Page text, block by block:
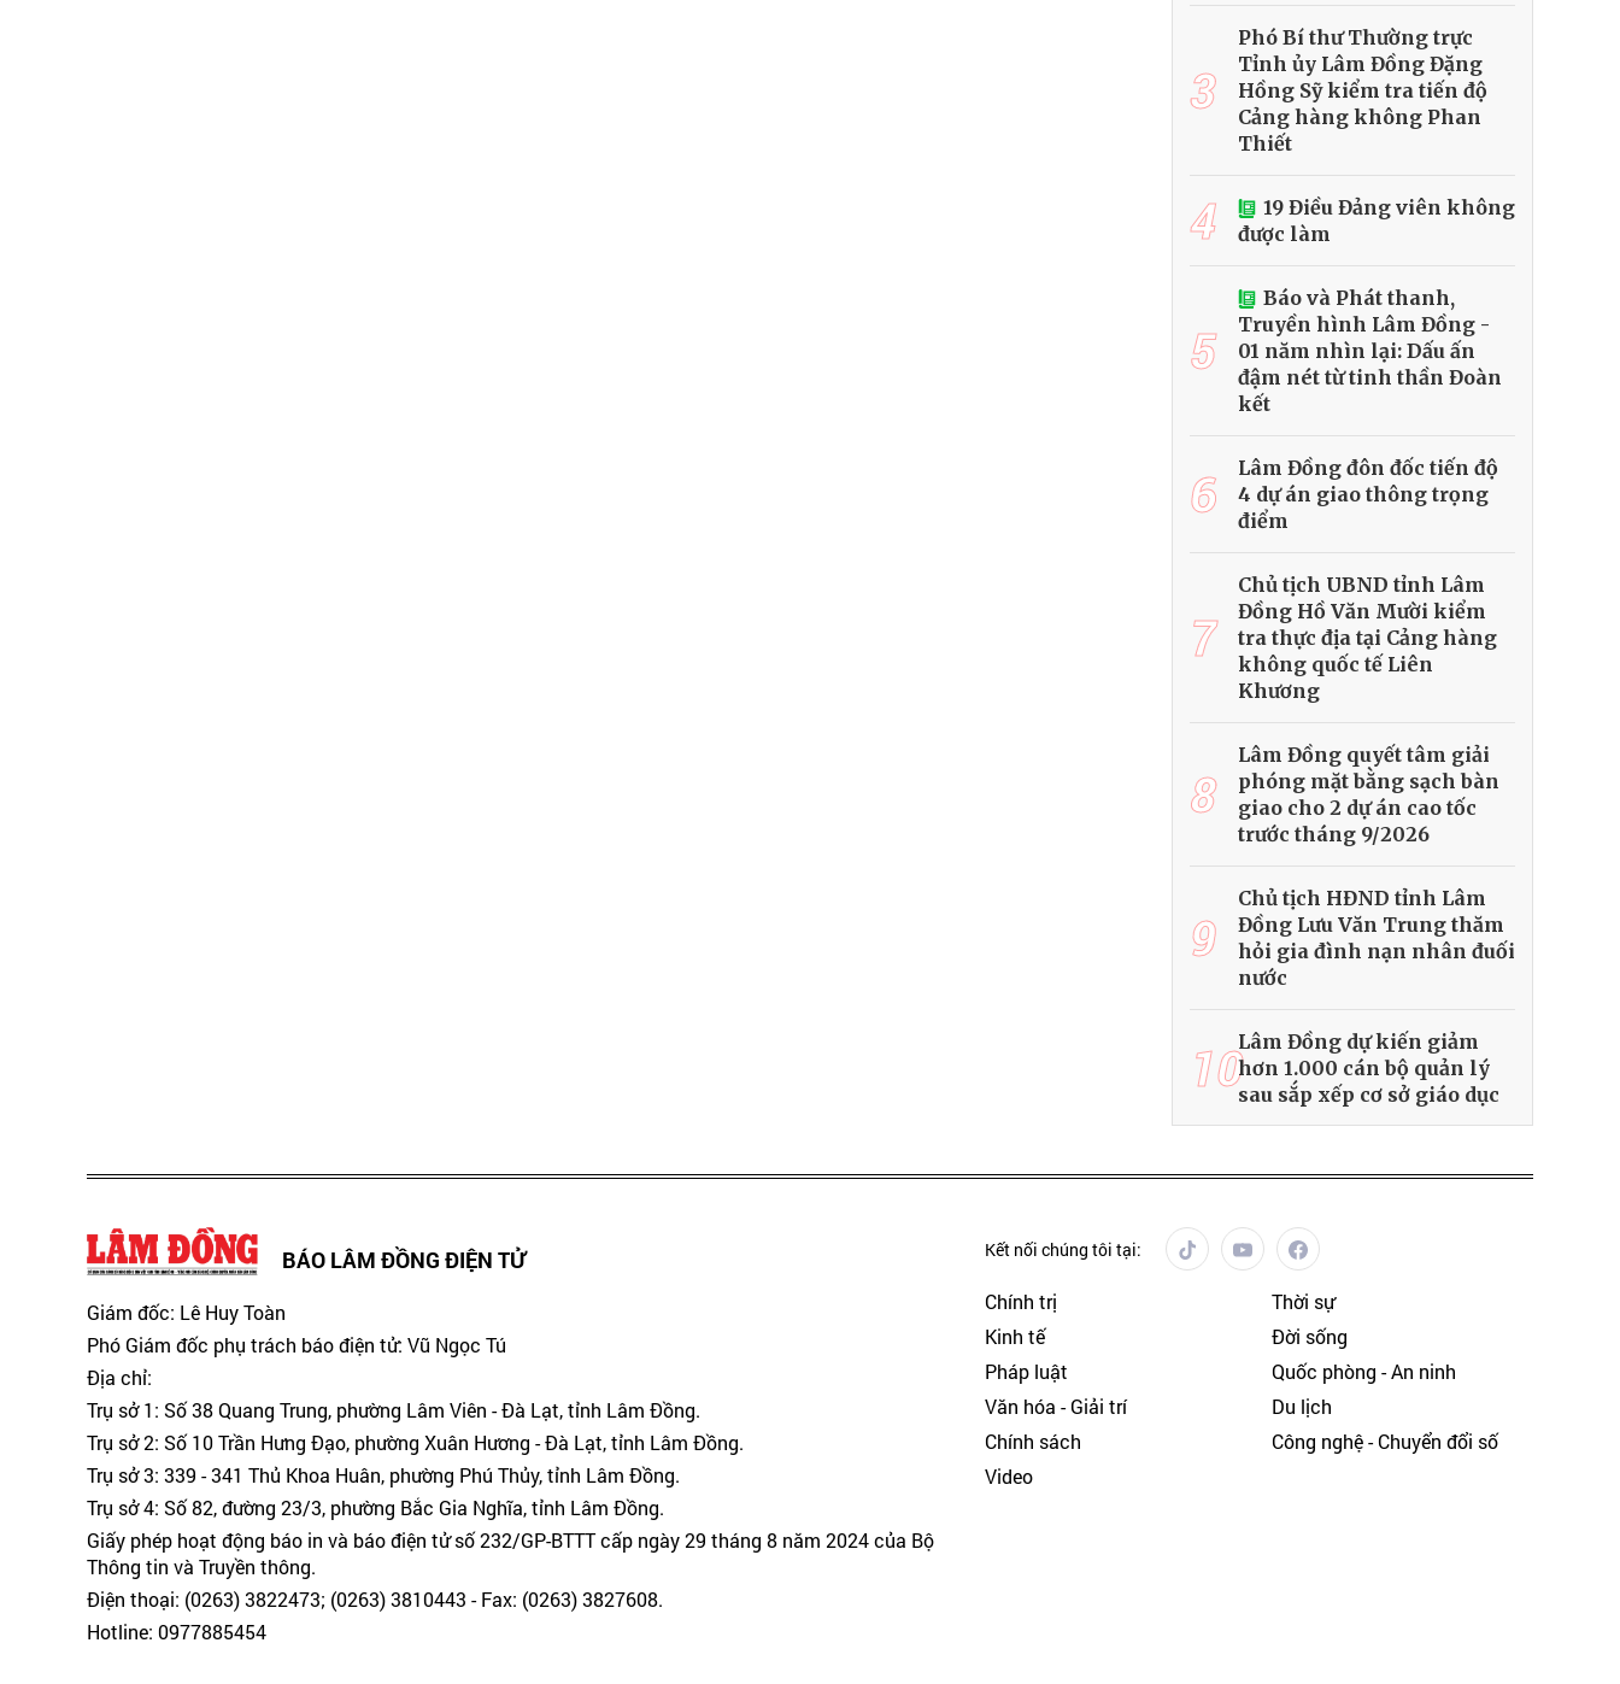
3
Phó Bí thư Thường trực
Tỉnh ủy Lâm Đồng Đặng
Hồng Sỹ kiểm tra tiến độ
Cảng hàng không Phan
Thiết
4
19 Điều Đảng viên không
được làm
5
Báo và Phát thanh,
Truyền hình Lâm Đồng -
01 năm nhìn lại: Dấu ấn
đậm nét từ tinh thần Đoàn
kết
6
Lâm Đồng đôn đốc tiến độ
4 dự án giao thông trọng
điểm
7
Chủ tịch UBND tỉnh Lâm
Đồng Hồ Văn Mười kiểm
tra thực địa tại Cảng hàng
không quốc tế Liên
Khương
8
Lâm Đồng quyết tâm giải
phóng mặt bằng sạch bàn
giao cho 2 dự án cao tốc
trước tháng 9/2026
9
Chủ tịch HĐND tỉnh Lâm
Đồng Lưu Văn Trung thăm
hỏi gia đình nạn nhân đuối
nước
10Lâm Đồng dự kiến giảm
hơn 1.000 cán bộ quản lý
sau sắp xếp cơ sở giáo dục
BÁO LÂM ĐỒNG ĐIỆN TỬ
Giám đốc: Lê Huy Toàn
Phó Giám đốc phụ trách báo điện tử: Vũ Ngọc Tú
Địa chỉ:
Trụ sở 1: Số 38 Quang Trung, phường Lâm Viên - Đà Lạt, tỉnh Lâm Đồng.
Trụ sở 2: Số 10 Trần Hưng Đạo, phường Xuân Hương - Đà Lạt, tỉnh Lâm Đồng.
Trụ sở 3: 339 - 341 Thủ Khoa Huân, phường Phú Thủy, tỉnh Lâm Đồng.
Trụ sở 4: Số 82, đường 23/3, phường Bắc Gia Nghĩa, tỉnh Lâm Đồng.
Giấy phép hoạt động báo in và báo điện tử số 232/GP-BTTT cấp ngày 29 tháng 8 năm 2024 của Bộ
Thông tin và Truyền thông.
Điện thoại: (0263) 3822473; (0263) 3810443 - Fax: (0263) 3827608.
Hotline: 0977885454
Kết nối chúng tôi tại:
Chính trị
Thời sự
Kinh tế
Đời sống
Pháp luật
Quốc phòng - An ninh
Văn hóa - Giải trí
Du lịch
Chính sách
Công nghệ - Chuyển đổi số
Video